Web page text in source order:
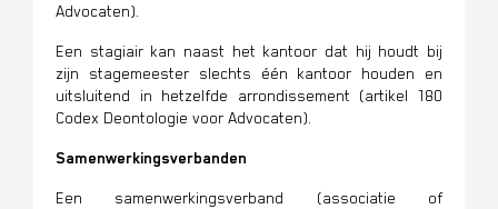
Advocaten).
Een stagiair kan naast het kantoor dat hij houdt bij
zijn stagemeester slechts één kantoor houden en
uitsluitend in hetzelfde arrondissement (artikel 180
Codex Deontologie voor Advocaten).
Samenwerkingsverbanden
Een samenwerkingsverband (associatie of